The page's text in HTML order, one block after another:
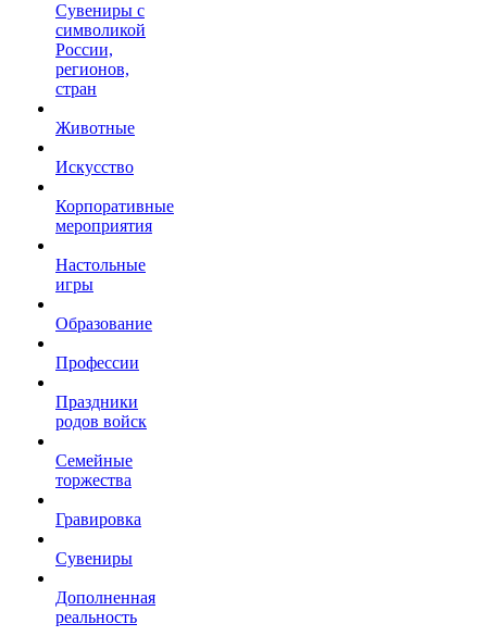
Сувениры с
символикой
России,
регионов,
стран
Животные
Искусство
Корпоративные
мероприятия
Настольные
игры
Образование
Профессии
Праздники
родов войск
Семейные
торжества
Гравировка
Сувениры
Дополненная
реальность